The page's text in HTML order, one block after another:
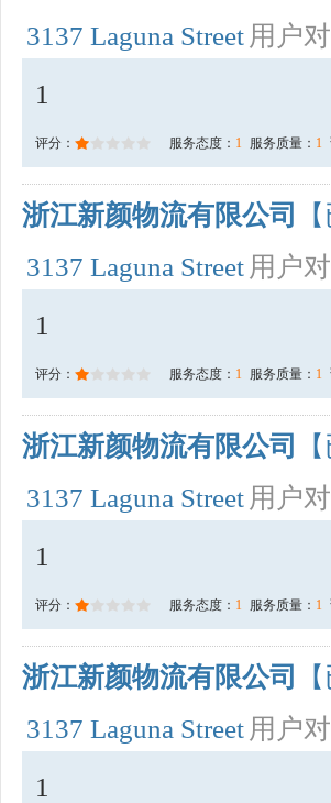
3137 Laguna Street 用户
1
评分： 服务态度： 1 服务质量： 1
浙江新颜物流有限公司
3137 Laguna Street 用户
1
评分： 服务态度： 1 服务质量： 1
浙江新颜物流有限公司
3137 Laguna Street 用户
1
评分： 服务态度： 1 服务质量： 1
浙江新颜物流有限公司
3137 Laguna Street 用户
1